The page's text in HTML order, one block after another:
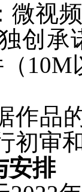
微视
创承
10M
作品
初审
安排